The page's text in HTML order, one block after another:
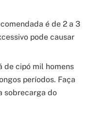
é de 2 a 3
pode causar
de cipó mil homens
períodos. Faça
sobrecarga do